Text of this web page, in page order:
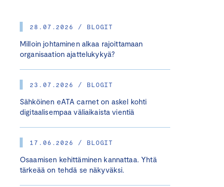
28.07.2026 / BLOGIT
Milloin johtaminen alkaa rajoittamaan
organisaation ajattelukykyä?
23.07.2026 / BLOGIT
Sähköinen eATA carnet on askel kohti
digitaalisempaa väliaikaista vientiä
17.06.2026 / BLOGIT
Osaamisen kehittäminen kannattaa. Yhtä
tärkeää on tehdä se näkyväksi.